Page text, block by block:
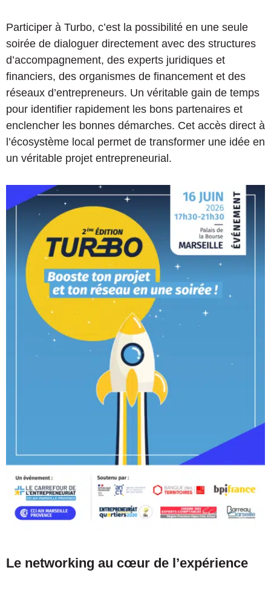
Participer à Turbo, c’est la possibilité en une seule
soirée de dialoguer directement avec des structures
d’accompagnement, des experts juridiques et
financiers, des organismes de financement et des
réseaux d’entrepreneurs. Un véritable gain de temps
pour identifier rapidement les bons partenaires et
enclencher les bonnes démarches. Cet accès direct à
l’écosystème local permet de transformer une idée en
un véritable projet entrepreneurial.
Le networking au cœur de l’expérience